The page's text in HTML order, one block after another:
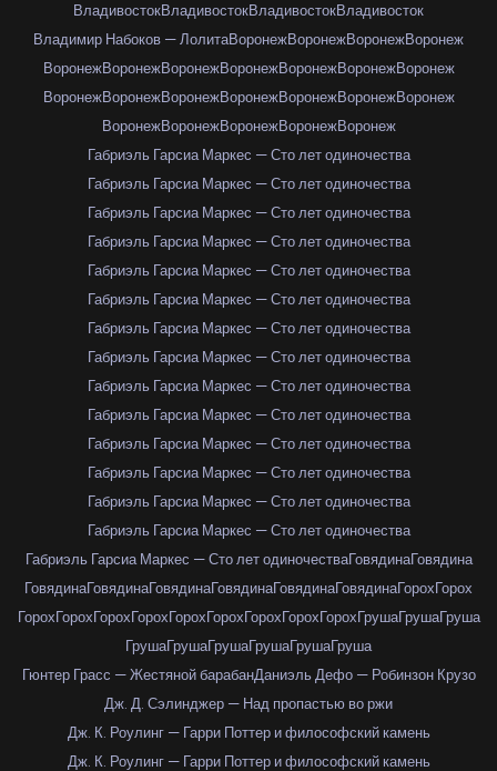
ВладивостокВладивостокВладивостокВладивосток
Владимир Набоков — ЛолитаВоронежВоронежВоронежВоронеж
ВоронежВоронежВоронежВоронежВоронежВоронежВоронеж
ВоронежВоронежВоронежВоронежВоронежВоронежВоронеж
ВоронежВоронежВоронежВоронежВоронеж
Габриэль Гарсиа Маркес — Сто лет одиночества
Габриэль Гарсиа Маркес — Сто лет одиночества
Габриэль Гарсиа Маркес — Сто лет одиночества
Габриэль Гарсиа Маркес — Сто лет одиночества
Габриэль Гарсиа Маркес — Сто лет одиночества
Габриэль Гарсиа Маркес — Сто лет одиночества
Габриэль Гарсиа Маркес — Сто лет одиночества
Габриэль Гарсиа Маркес — Сто лет одиночества
Габриэль Гарсиа Маркес — Сто лет одиночества
Габриэль Гарсиа Маркес — Сто лет одиночества
Габриэль Гарсиа Маркес — Сто лет одиночества
Габриэль Гарсиа Маркес — Сто лет одиночества
Габриэль Гарсиа Маркес — Сто лет одиночества
Габриэль Гарсиа Маркес — Сто лет одиночества
Габриэль Гарсиа Маркес — Сто лет одиночестваГовядинаГовядина
ГовядинаГовядинаГовядинаГовядинаГовядинаГовядинаГорохГорох
ГорохГорохГорохГорохГорохГорохГорохГорохГорохГрушаГрушаГруша
ГрушаГрушаГрушаГрушаГрушаГруша
Гюнтер Грасс — Жестяной барабанДаниэль Дефо — Робинзон Крузо
Дж. Д. Сэлинджер — Над пропастью во ржи
Дж. К. Роулинг — Гарри Поттер и философский камень
Дж. К. Роулинг — Гарри Поттер и философский камень